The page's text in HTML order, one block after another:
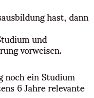
hast, dann
und
vorweisen.
ein Studium
6 Jahre relevante